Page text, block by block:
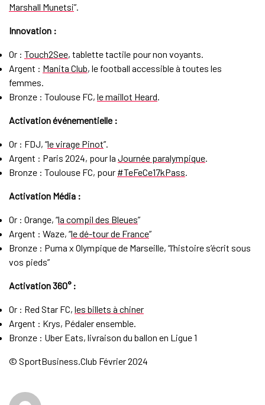
Marshall Munetsi”.
Innovation :
Or : Touch2See, tablette tactile pour non voyants.
Argent : Manita Club, le football accessible à toutes les
femmes.
Bronze : Toulouse FC, le maillot Heard.
Activation événementielle :
Or : FDJ, “le virage Pinot”.
Argent : Paris 2024, pour la Journée paralympique.
Bronze : Toulouse FC, pour #TeFeCe17kPass.
Activation Média :
Or : Orange, “la compil des Bleues”
Argent : Waze, “le dé-tour de France”
Bronze : Puma x Olympique de Marseille, “l’histoire s’écrit sous
vos pieds”
Activation 360° :
Or : Red Star FC, les billets à chiner
Argent : Krys, Pédaler ensemble.
Bronze : Uber Eats, livraison du ballon en Ligue 1
© SportBusiness.Club Février 2024